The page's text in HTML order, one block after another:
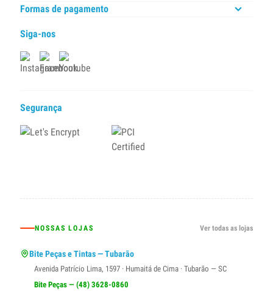
Formas de pagamento
Siga-nos
Segurança
NOSSAS LOJAS Ver todas as lojas
Bite Peças e Tintas — Tubarão
Avenida Patrício Lima, 1597 · Humaitá de Cima · Tubarão — SC
Bite Peças — (48) 3628-0860